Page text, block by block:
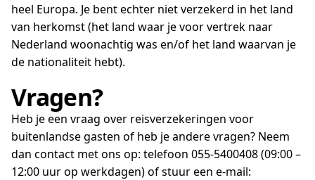
heel Europa. Je bent echter niet verzekerd in het land
van herkomst (het land waar je voor vertrek naar
Nederland woonachtig was en/of het land waarvan je
de nationaliteit hebt).
Vragen?
Heb je een vraag over reisverzekeringen voor
buitenlandse gasten of heb je andere vragen? Neem
dan contact met ons op: telefoon 055-5400408 (09:00 –
12:00 uur op werkdagen) of stuur een e-mail: